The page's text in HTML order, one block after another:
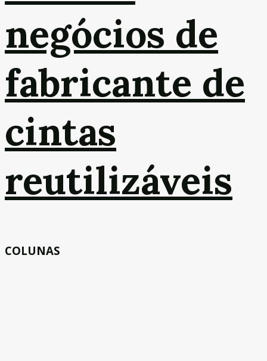
negócios de
fabricante de
cintas
reutilizáveis
COLUNAS